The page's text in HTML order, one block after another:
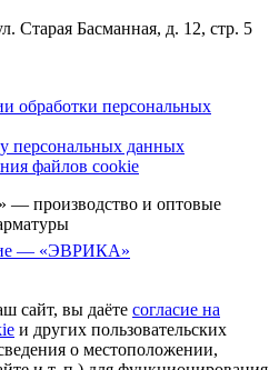
Старая Басманная, д. 12, стр. 5
обработки персональных
персональных данных
файлов cookie
производство и оптовые
— «ЭВРИКА»
сайт, вы даёте согласие на
и других пользовательских
о местоположении,